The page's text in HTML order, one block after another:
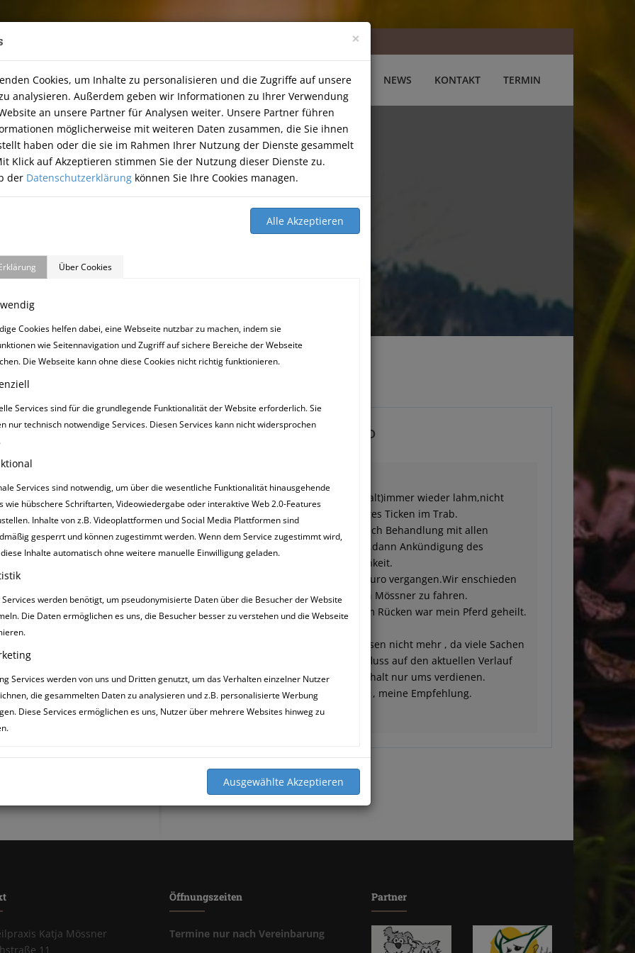
×
Cookies, um Inhalte zu personalisieren und die Zugriffe auf unsere
analysieren. Außerdem geben wir Informationen zu Ihrer Verwendung
an unsere Partner für Analysen weiter. Unsere Partner führen
möglicherweise mit weiteren Daten zusammen, die Sie ihnen
haben oder die sie im Rahmen Ihrer Nutzung der Dienste gesammelt
Klick auf Akzeptieren stimmen Sie der Nutzung dieser Dienste zu.
der Datenschutzerklärung können Sie Ihre Cookies managen.
Über Cookies
Cookies helfen dabei, eine Webseite nutzbar zu machen, indem sie
wie Seitennavigation und Zugriff auf sichere Bereiche der Webseite
Die Webseite kann ohne diese Cookies nicht richtig funktionieren.
Services sind für die grundlegende Funktionalität der Website erforderlich. Sie
nur technisch notwendige Services. Diesen Services kann nicht widersprochen
Services sind notwendig, um über die wesentliche Funktionalität hinausgehende
wie hübschere Schriftarten, Videowiedergabe oder interaktive Web 2.0-Features
Inhalte von z.B. Videoplattformen und Social Media Plattformen sind
gesperrt und können zugestimmt werden. Wenn dem Service zugestimmt wird,
Inhalte automatisch ohne weitere manuelle Einwilligung geladen.
Services werden benötigt, um pseudonymisierte Daten über die Besucher der Website
Die Daten ermöglichen es uns, die Besucher besser zu verstehen und die Webseite
Services werden von uns und Dritten genutzt, um das Verhalten einzelner Nutzer
die gesammelten Daten zu analysieren und z.B. personalisierte Werbung
Diese Services ermöglichen es uns, Nutzer über mehrere Websites hinweg zu
Lehrensteinsfeld
HOME THERAPIE ÜBER UNS TIERNAHRUNG GÄSTEBUCH NEWS KONTAKT TERMIN
GABI UND ROLAND
Vielen Dank !!!!
2009 ging mein Pferd (19 Jahre alt)immer wieder lahm,nicht
schlimm , aber immer ein leichtes Ticken im Trab.
Tierarzt Diagnose Hufrolle,danach Behandlung mit allen
möglichen Spritzen ohne Erfolg,dann Ankündigung des
Nervenschnitt als letzte Möglichkeit.
Bis dahin 6 Wochen und 1600 Euro vergangen.Wir enschieden
uns ,Gott sei Dank,erst zu Herrn Mössner zu fahren.
Nach 5 Minuten Behandlung am Rücken war mein Pferd geheilt.
Tierarzt brauche ich für Diagnosen nicht mehr , da viele Sachen
alt sein können und keinen Einfluss auf den aktuellen Verlauf
haben,sagt dir halt keiner,geht halt nur ums verdienen.
Herr Mössner gehts ums heilen , meine Empfehlung.
Katja Mössner
11
Öffnungszeiten
Termine nur nach Vereinbarung
Partner